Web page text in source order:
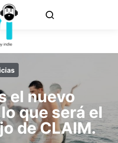
el nuevo
que será el
de CLAIM.